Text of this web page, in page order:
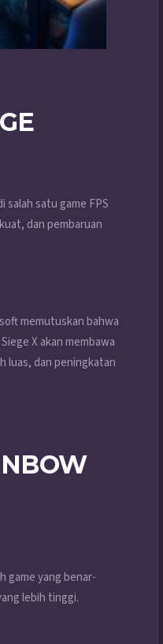
salah satu game FPS
dan pembaruan
memutuskan bahwa
X akan membawa
luas, dan peningkatan
game yang benar-
lebih tinggi.